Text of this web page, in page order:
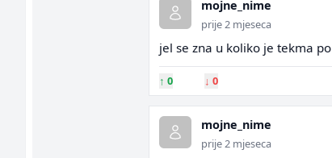
mojne_nime
prije 2 mjeseca
jel se zna u koliko je tekma
↑ 0 ↓ 0
mojne_nime
prije 2 mjeseca